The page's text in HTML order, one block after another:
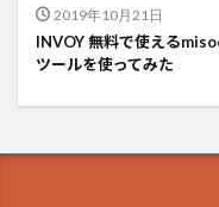
2019年10月21日
INVOY 無料で使える
ツールを使ってみた